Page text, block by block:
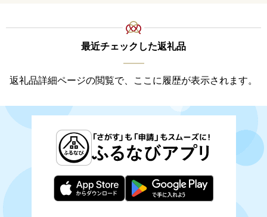
最近チェックした返礼品
返礼品詳細ページの閲覧で、ここに履歴が表示されます。